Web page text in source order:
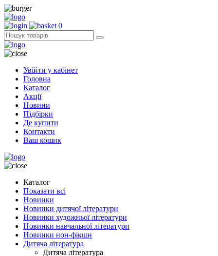
0
Увійти у кабінет
Головна
Каталог
Акції
Новини
Підбірки
Де купити
Контакти
Ваш кошик
Каталог
Показати всі
Новинки
Новинки дитячої літератури
Новинки художньої літератури
Новинки навчальної літератури
Новинки нон-фікшн
Дитяча література
Дитяча література